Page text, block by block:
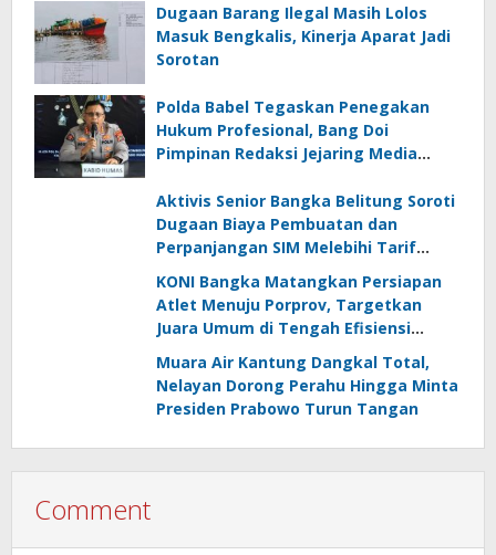
Dugaan Barang Ilegal Masih Lolos
Masuk Bengkalis, Kinerja Aparat Jadi
Sorotan
Polda Babel Tegaskan Penegakan
Hukum Profesional, Bang Doi
Pimpinan Redaksi Jejaring Media
Panggilan
Aktivis Senior Bangka Belitung Soroti
Dugaan Biaya Pembuatan dan
Perpanjangan SIM Melebihi Tarif
Resmi, Kapolres Bangka Beri
Tanggapan
KONI Bangka Matangkan Persiapan
Atlet Menuju Porprov, Targetkan
Juara Umum di Tengah Efisiensi
Anggaran
Muara Air Kantung Dangkal Total,
Nelayan Dorong Perahu Hingga Minta
Presiden Prabowo Turun Tangan
Comment